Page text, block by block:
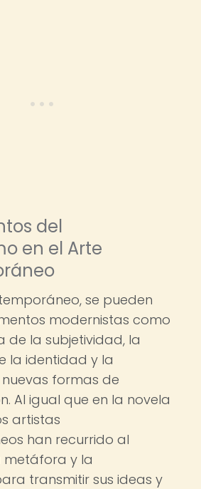
del
en el Arte
se pueden
modernistas como
de la subjetividad, la
la identidad y la
formas de
Al igual que en la novela
artistas
han recurrido al
metáfora y la
transmitir sus ideas y